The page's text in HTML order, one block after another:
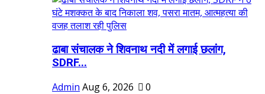
ढाबा संचालक ने शिवनाथ नदी में लगाई छलांग,
SDRF...
Admin Aug 6, 2026 0